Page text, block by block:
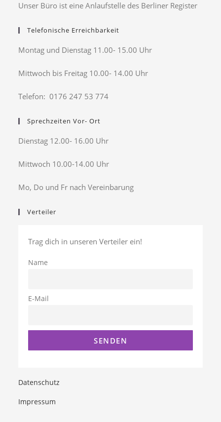
Unser Büro ist eine Anlaufstelle des Berliner Register
Telefonische Erreichbarkeit
Montag und Dienstag 11.00- 15.00 Uhr
Mittwoch bis Freitag 10.00- 14.00 Uhr
Telefon: 0176 247 53 774
Sprechzeiten Vor- Ort
Dienstag 12.00- 16.00 Uhr
Mittwoch 10.00-14.00 Uhr
Mo, Do und Fr nach Vereinbarung
Verteiler
Trag dich in unseren Verteiler ein!
Name
E-Mail
Datenschutz
Impressum